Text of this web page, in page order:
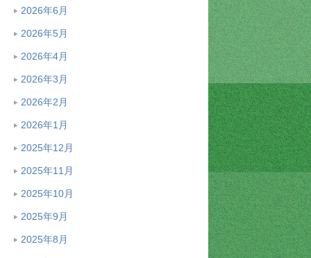
2026年6月
2026年5月
2026年4月
2026年3月
2026年2月
2026年1月
2025年12月
2025年11月
2025年10月
2025年9月
2025年8月